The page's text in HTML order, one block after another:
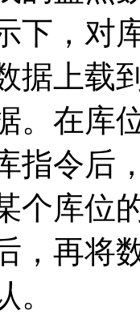
下，对
据上载
。在库
指令后
个库位
，再将
。